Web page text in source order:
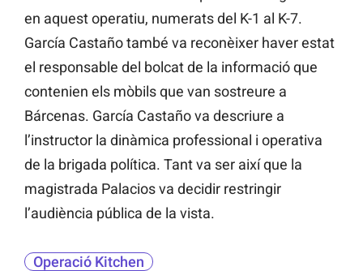
en aquest operatiu, numerats del K-1 al K-7.
García Castaño també va reconèixer haver estat
el responsable del bolcat de la informació que
contenien els mòbils que van sostreure a
Bárcenas. García Castaño va descriure a
l’instructor la dinàmica professional i operativa
de la brigada política. Tant va ser així que la
magistrada Palacios va decidir restringir
l’audiència pública de la vista.
Operació Kitchen